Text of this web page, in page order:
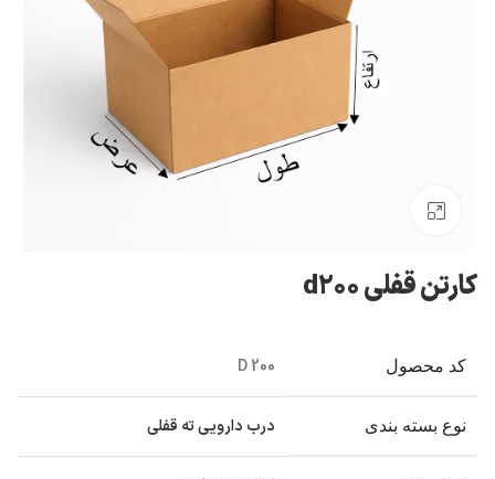
کارتن قفلی d200
کد محصول D 200
نوع بسته بندی درب دارویی ته قفلی